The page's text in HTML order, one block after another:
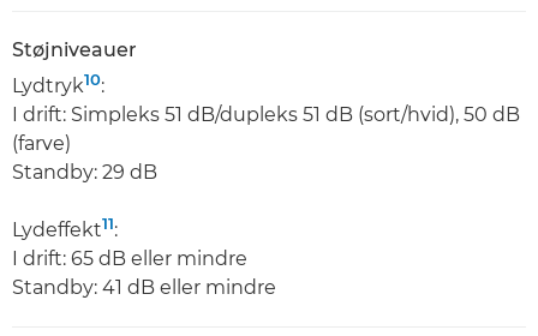
Støjniveauer
Lydtryk10:
I drift: Simpleks 51 dB/dupleks 51 dB (sort/hvid), 50 dB
(farve)
Standby: 29 dB
Lydeffekt11:
I drift: 65 dB eller mindre
Standby: 41 dB eller mindre